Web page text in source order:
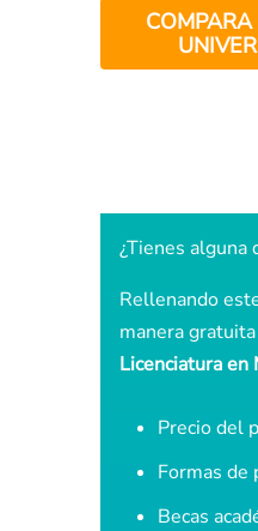
¿Tienes alguna
Rellenando
manera
Licenciatura en
Precio del
Formas de
Becas